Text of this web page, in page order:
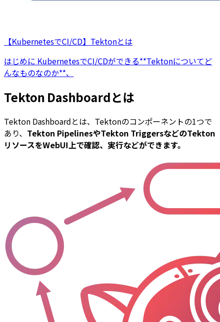
【KubernetesでCI/CD】Tektonとは
はじめに KubernetesでCI/CDができる**Tektonについてど
んなものなのか**、
Tekton Dashboardとは
Tekton Dashboardとは、Tektonのコンポーネントの1つで
あり、 Tekton PipelinesやTekton TriggersなどのTekton
リソースをWebUI上で確認、実行などができます。